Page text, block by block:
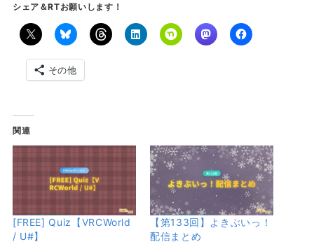
シェア＆RTお願いします！
その他
関連
[FREE] Quiz【VRCWorld
/ U#】
【第133回】よきぶいっ！
配信まとめ